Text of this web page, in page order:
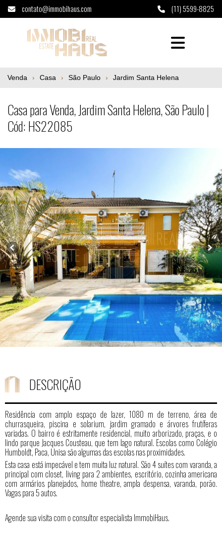
contato@immobihaus.com (11) 5599-8825
Casa para Venda, Jardim Santa Helena,
Venda Casa São Paulo Jardim Santa Helena
Casa para Venda, Jardim Santa Helena, São Paulo |
Cód: HS22085
DESCRIÇÃO
Residência com amplo espaço de lazer, 1080 m de terreno, área de
churrasqueira, piscina e solarium, jardim gramado e árvores frutíferas
variadas. O bairro é estritamente residencial, muito arborizado, praças, e o
lindo parque Jacques Cousteau, que tem lago natural. Escolas como Colégio
Humboldt, Paca, Unisa são algumas das escolas nas proximidades.
Esta casa está impecável e tem muita luz natural. São 4 suítes com varanda, a
principal com closet, living para 2 ambientes, escritório, cozinha americana
com armários planejados, home theatre, ampla despensa, varanda, porão.
Vagas para 5 autos.
Agende sua visita com o consultor especialista ImmobiHaus.